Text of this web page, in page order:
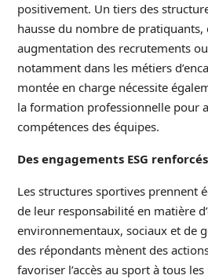
positivement. Un tiers des
hausse du nombre de pratiquants,
augmentation des recrutements
notamment dans les métiers
montée en charge nécessite
la formation professionnelle pour
compétences des équipes.
Des engagements ESG renforcés
Les structures sportives prennent
de leur responsabilité en matière
environnementaux, sociaux et de
des répondants mènent des
favoriser l’accès au sport à tous